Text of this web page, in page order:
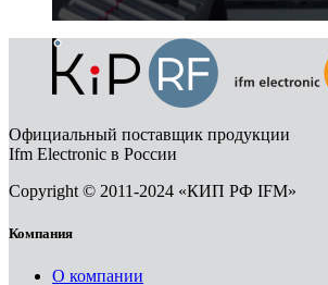
Официальный поставщик продукции
Ifm Electronic в России
Copyright © 2011-2024 «КИП РФ IFM»
Компания
О компании